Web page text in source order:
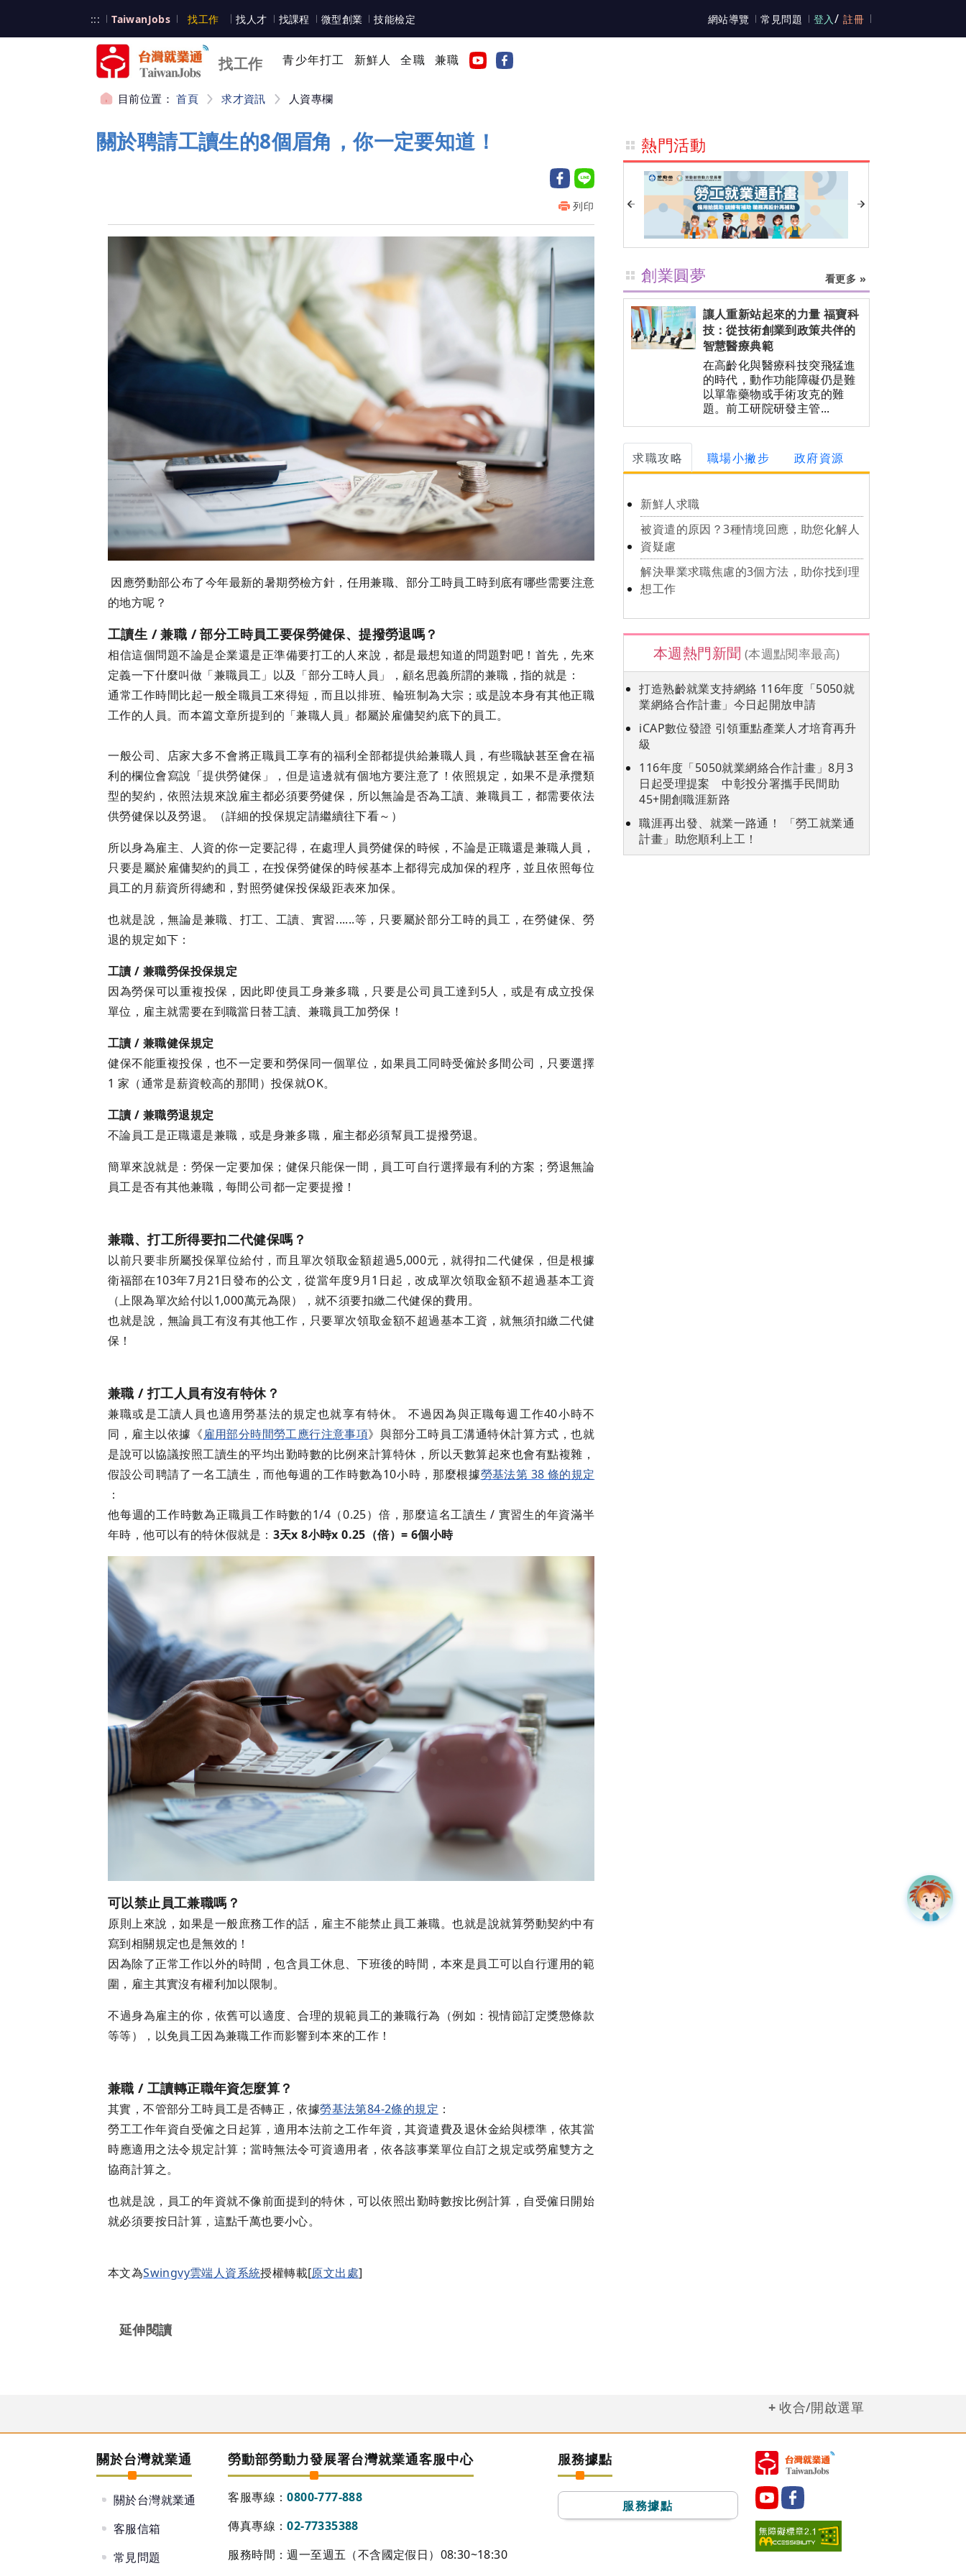
::: TaiwanJobs 台灣就業通
找工作 台灣就業通
找人才 找課程 微型創業 技能檢定 網站導覽 常見問題 登入 / 註冊
找工作 青少年打工 新鮮人 全職 兼職
目前位置：首頁 求才資訊 人資專欄
關於聘請工讀生的8個眉角，你一定要知道！
列印
因應勞動部公布了今年最新的暑期勞檢方針，任用兼職、部分工時員工時到底有哪些需要注意
的地方呢？
工讀生 / 兼職 / 部分工時員工要保勞健保、提撥勞退嗎？
相信這個問題不論是企業還是正準備要打工的人來說，都是最想知道的問題對吧！首先，先來
定義一下什麼叫做「兼職員工」以及「部分工時人員」，顧名思義所謂的兼職，指的就是：
通常工作時間比起一般全職員工來得短，而且以排班、輪班制為大宗；或是說本身有其他正職
工作的人員。而本篇文章所提到的「兼職人員」都屬於雇傭契約底下的員工。
一般公司、店家大多不會將正職員工享有的福利全部都提供給兼職人員，有些職缺甚至會在福
利的欄位會寫說「提供勞健保」，但是這邊就有個地方要注意了！依照規定，如果不是承攬類
型的契約，依照法規來說雇主都必須要勞健保，所以無論是否為工讀、兼職員工，都需要依法
供勞健保以及勞退。（詳細的投保規定請繼續往下看～）
所以身為雇主、人資的你一定要記得，在處理人員勞健保的時候，不論是正職還是兼職人員，
只要是屬於雇傭契約的員工，在投保勞健保的時候基本上都得完成加保的程序，並且依照每位
員工的月薪資所得總和，對照勞健保投保級距表來加保。
也就是說，無論是兼職、打工、工讀、實習......等，只要屬於部分工時的員工，在勞健保、勞
退的規定如下：
工讀 / 兼職勞保投保規定
因為勞保可以重複投保，因此即使員工身兼多職，只要是公司員工達到5人，或是有成立投保
單位，雇主就需要在到職當日替工讀、兼職員工加勞保！
工讀 / 兼職健保規定
健保不能重複投保，也不一定要和勞保同一個單位，如果員工同時受僱於多間公司，只要選擇
1 家（通常是薪資較高的那間）投保就OK。
工讀 / 兼職勞退規定
不論員工是正職還是兼職，或是身兼多職，雇主都必須幫員工提撥勞退。
簡單來說就是：勞保一定要加保；健保只能保一間，員工可自行選擇最有利的方案；勞退無論
員工是否有其他兼職，每間公司都一定要提撥！
兼職、打工所得要扣二代健保嗎？
以前只要非所屬投保單位給付，而且單次領取金額超過5,000元，就得扣二代健保，但是根據
衛福部在103年7月21日發布的公文，從當年度9月1日起，改成單次領取金額不超過基本工資
（上限為單次給付以1,000萬元為限），就不須要扣繳二代健保的費用。
也就是說，無論員工有沒有其他工作，只要單次領取金額不超過基本工資，就無須扣繳二代健
保！
兼職 / 打工人員有沒有特休？
兼職或是工讀人員也適用勞基法的規定也就享有特休。 不過因為與正職每週工作40小時不
同，雇主以依據《雇用部分時間勞工應行注意事項》與部分工時員工溝通特休計算方式，也就
是說可以協議按照工讀生的平均出勤時數的比例來計算特休，所以天數算起來也會有點複雜，
假設公司聘請了一名工讀生，而他每週的工作時數為10小時，那麼根據勞基法第 38 條的規定
：
他每週的工作時數為正職員工作時數的1/4（0.25）倍，那麼這名工讀生 / 實習生的年資滿半
年時，他可以有的特休假就是： 3天x 8小時x 0.25（倍）= 6個小時‍
可以禁止員工兼職嗎？
原則上來說，如果是一般庶務工作的話，雇主不能禁止員工兼職。也就是說就算勞動契約中有
寫到相關規定也是無效的！
因為除了正常工作以外的時間，包含員工休息、下班後的時間，本來是員工可以自行運用的範
圍，雇主其實沒有權利加以限制。
不過身為雇主的你，依舊可以適度、合理的規範員工的兼職行為（例如：視情節訂定獎懲條款
等等），以免員工因為兼職工作而影響到本來的工作！
兼職 / 工讀轉正職年資怎麼算？
其實，不管部分工時員工是否轉正，依據勞基法第84-2條的規定 ：
勞工工作年資自受僱之日起算，適用本法前之工作年資，其資遣費及退休金給與標準，依其當
時應適用之法令規定計算；當時無法令可資適用者，依各該事業單位自訂之規定或勞雇雙方之
協商計算之。
也就是說，員工的年資就不像前面提到的特休，可以依照出勤時數按比例計算，自受僱日開始
就必須要按日計算，這點千萬也要小心。
本文為Swingvy雲端人資系統授權轉載[原文出處]
延伸閱讀
熱門活動
創業圓夢 看更多 »
讓人重新站起來的力量 福寶科
技：從技術創業到政策共伴的
智慧醫療典範
在高齡化與醫療科技突飛猛進
的時代，動作功能障礙仍是難
以單靠藥物或手術攻克的難
題。前工研院研發主管...
求職攻略 職場小撇步 政府資源
新鮮人求職
被資遣的原因？3種情境回應，助您化解人
資疑慮
解決畢業求職焦慮的3個方法，助你找到理
想工作
本週熱門新聞 (本週點閱率最高)
打造熟齡就業支持網絡 116年度「5050就
業網絡合作計畫」今日起開放申請
iCAP數位發證 引領重點產業人才培育再升
級
116年度「5050就業網絡合作計畫」8月3
日起受理提案 中彰投分署攜手民間助
45+開創職涯新路
職涯再出發、就業一路通！ 「勞工就業通
計畫」助您順利上工！
收合/開啟選單
關於台灣就業通
關於台灣就業通
客服信箱
常見問題
勞動部勞動力發展署台灣就業通客服中心
客服專線：0800-777-888
傳真專線：02-77335388
服務時間：週一至週五（不含國定假日）08:30~18:30
服務據點
服務據點